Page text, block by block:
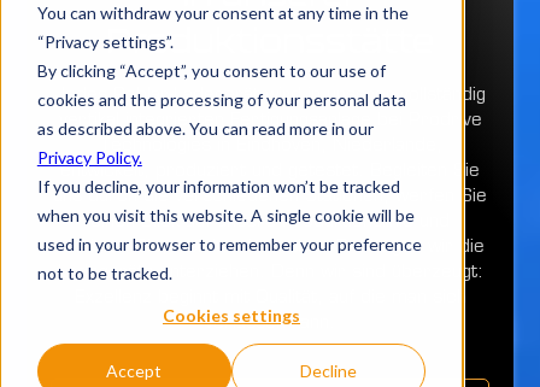
You can withdraw your consent at any time in the
“Privacy settings”.
By clicking “Accept”, you consent to our use of
cookies and the processing of your personal data
as described above. You can read more in our
Privacy Policy.
If you decline, your information won’t be tracked
when you visit this website. A single cookie will be
used in your browser to remember your preference
not to be tracked.
Cookies settings
Accept Decline
Language selector for
Language selector for "NL"
Language selector for
Produktionsstätte
Jedes Peblar-Ladegerät wird in unserer vollständig
vertikal integrierten Fertigungsanlage bei Prodrive
entwickelt, produziert und getestet. Begleiten Sie
uns durch die verschiedenen Stationen, werfen Sie
einen Blick auf unsere Produktionslinie und
erfahren Sie, welchen intensiven Prüfungen wir die
Ladegeräte unterziehen. Denn wir sind überzeugt:
verlassen kann.